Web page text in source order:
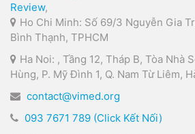
Review,
Ho Chi Minh: Số 69/3 Nguyễn Gia
Bình Thạnh, TPHCM
Ha Noi: , Tầng 12, Tháp B, Tòa Nhà
Hùng, P. Mỹ Đình 1, Q. Nam Từ Liêm,
contact@vimed.org
093 7671 789 (Click Kết Nối)